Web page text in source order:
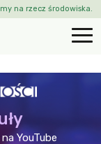
na rzecz środowiska.
YouTube